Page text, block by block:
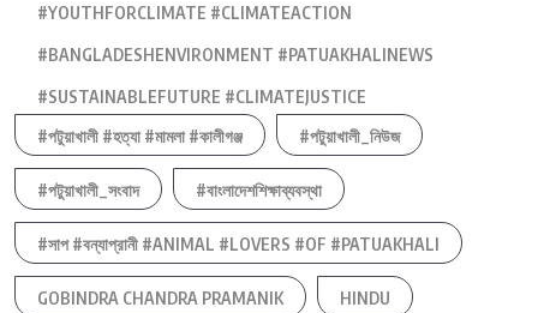
#YOUTHFORCLIMATE #CLIMATEACTION
#BANGLADESHENVIRONMENT #PATUAKHALINEWS
#SUSTAINABLEFUTURE #CLIMATEJUSTICE
#পটুয়াখালী #হত্যা #মামলা #কালীগঞ্জ
#পটুয়াখালী_নিউজ
#পটুয়াখালী_সংবাদ #বাংলাদেশশিক্ষাব্যবস্থা
#সাপ #বন্যাপ্রানী #ANIMAL #LOVERS #OF #PATUAKHALI
GOBINDRA CHANDRA PRAMANIK HINDU